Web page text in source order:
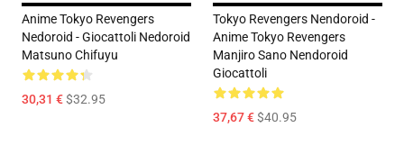
Anime Tokyo Revengers
Nedoroid - Giocattoli Nedoroid
Matsuno Chifuyu
30,31 €$32.95
Tokyo Revengers Nendoroid -
Anime Tokyo Revengers
Manjiro Sano Nendoroid
Giocattoli
37,67 €$40.95